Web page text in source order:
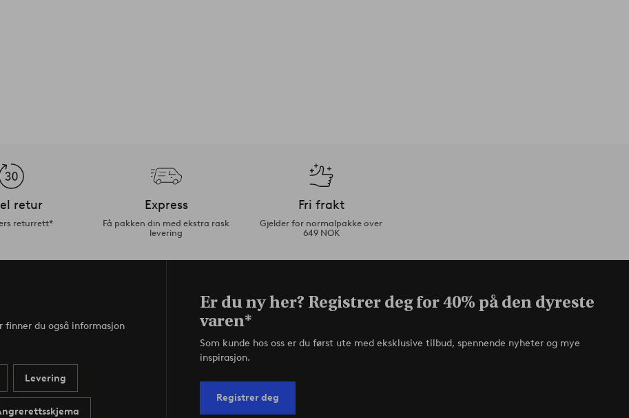
retur
returrett*
Express
Få pakken din med ekstra rask
levering
Fri frakt
Gjelder for normalpakke over
649 NOK
finner du også informasjon
Levering
Er du ny her? Registrer deg for 40% på den dyreste
varen*
Som kunde hos oss er du først ute med eksklusive tilbud, spennende nyheter og mye
inspirasjon.
Registrer deg